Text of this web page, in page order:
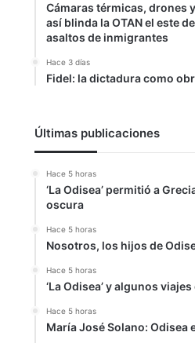
Cámaras térmicas, drones
así blinda la OTAN el este
asaltos de inmigrantes
Hace 3 días
Fidel: la dictadura como
Últimas publicaciones
Hace 5 horas
‘La Odisea’ permitió a
oscura
Hace 5 horas
Nosotros, los hijos de
Hace 5 horas
‘La Odisea’ y algunos
Hace 5 horas
María José Solano: Odisea